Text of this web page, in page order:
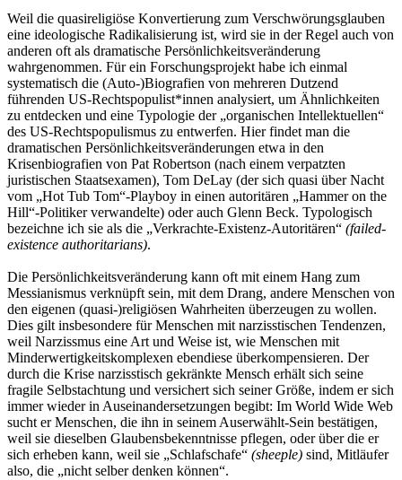
Weil die quasireligiöse Konvertierung zum Verschwörungsglauben
eine ideologische Radikalisierung ist, wird sie in der Regel auch von
anderen oft als dramatische Persönlichkeitsveränderung
wahrgenommen. Für ein Forschungsprojekt habe ich einmal
systematisch die (Auto-)Biografien von mehreren Dutzend
führenden US-Rechtspopulist*innen analysiert, um Ähnlichkeiten
zu entdecken und eine Typologie der „organischen Intellektuellen“
des US-Rechtspopulismus zu entwerfen. Hier findet man die
dramatischen Persönlichkeitsveränderungen etwa in den
Krisenbiografien von Pat Robertson (nach einem verpatzten
juristischen Staatsexamen), Tom DeLay (der sich quasi über Nacht
vom „Hot Tub Tom“-Playboy in einen autoritären „Hammer on the
Hill“-Politiker verwandelte) oder auch Glenn Beck. Typologisch
bezeichne ich sie als die „Verkrachte-Existenz-Autoritären“ (failed-
existence authoritarians).
Die Persönlichkeitsveränderung kann oft mit einem Hang zum
Messianismus verknüpft sein, mit dem Drang, andere Menschen von
den eigenen (quasi-)religiösen Wahrheiten überzeugen zu wollen.
Dies gilt insbesondere für Menschen mit narzisstischen Tendenzen,
weil Narzissmus eine Art und Weise ist, wie Menschen mit
Minderwertigkeitskomplexen ebendiese überkompensieren. Der
durch die Krise narzisstisch gekränkte Mensch erhält sich seine
fragile Selbstachtung und versichert sich seiner Größe, indem er sich
immer wieder in Auseinandersetzungen begibt: Im World Wide Web
sucht er Menschen, die ihn in seinem Auserwählt-Sein bestätigen,
weil sie dieselben Glaubensbekenntnisse pflegen, oder über die er
sich erheben kann, weil sie „Schlafschafe“ (sheeple) sind, Mitläufer
also, die „nicht selber denken können“.